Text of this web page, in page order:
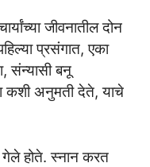
जीवनातील दोन
प्रसंगात, एका
संन्यासी बनू
कशी अनुमती देते, याचे
गेले होते. स्नान करत